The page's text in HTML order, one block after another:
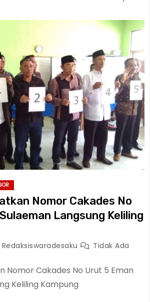
Nomor Cakades No
Langsung Keliling
Redaksiswaradesaku
Tidak Ada
Nomor Cakades No Urut 5 Eman
Keliling Kampung